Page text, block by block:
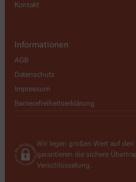
Kontakt
Informationen
AGB
Datenschutz
Impressum
Barrierefreiheitserklärung
Wir legen großen Wert auf
garantieren die sichere
Verschlüsselung.